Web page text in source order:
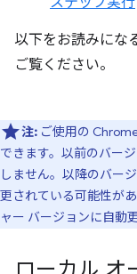
以下をお読みにな
ご覧ください。
注: ご使用の
できます。以前のバー
しません。以降のバー
更されている可能性が
ャー バージョンに自動